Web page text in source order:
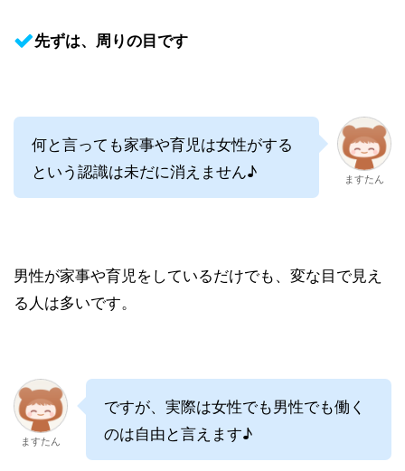
先ずは、周りの目です
何と言っても家事や育児は女性がする
という認識は未だに消えません♪
ますたん
男性が家事や育児をしているだけでも、変な目で見え
る人は多いです。
ますたん
ですが、実際は女性でも男性でも働く
のは自由と言えます♪